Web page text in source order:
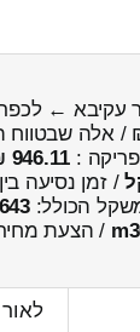
עקיבא ←
/ אלה שבטווח
:
946.11 ₪
/ זמן נסיעה
הכולל:643
/ הצעת